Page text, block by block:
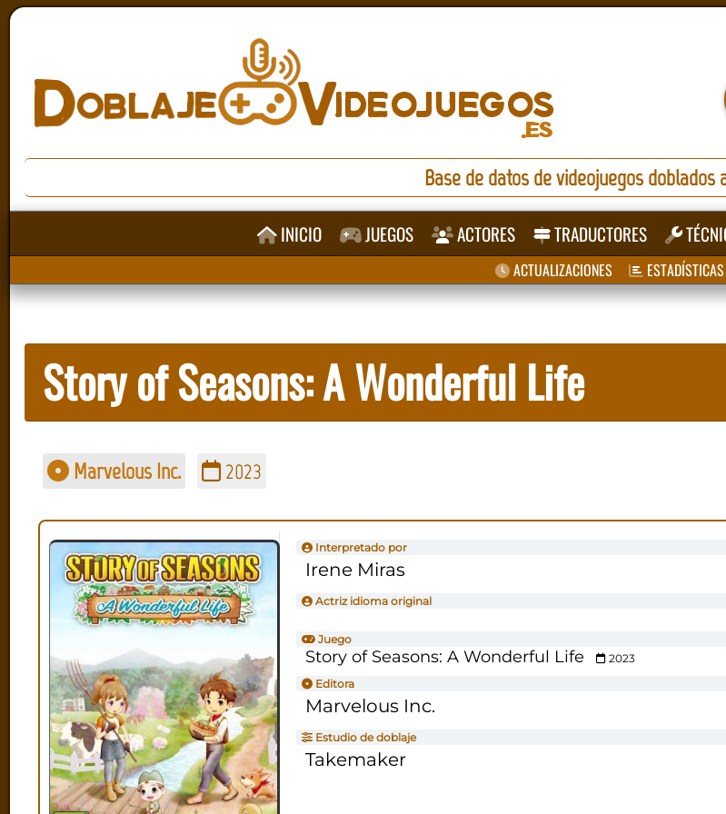
Base de datos de videojuegos doblados
INICIO JUEGOS ACTORES TRADUCTORES
ACTUALIZACIONES ESTADÍSTICAS
Story of Seasons: A Wonderful Life
Marvelous Inc. 2023
Interpretado por
Irene Miras
Actriz idioma original
Juego
Story of Seasons: A Wonderful Life
2023
Editora
Marvelous Inc.
Estudio de doblaje
Takemaker